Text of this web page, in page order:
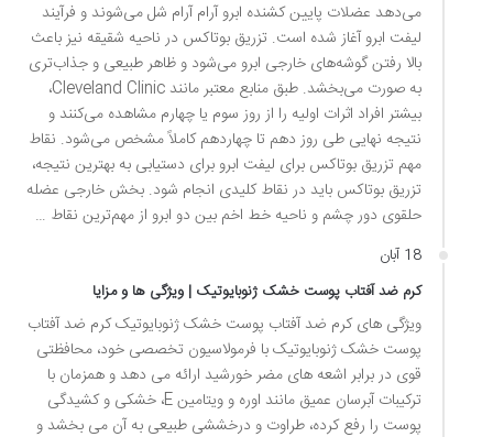
می‌دهد عضلات پایین کشنده ابرو آرام آرام شل می‌شوند و فرآیند
لیفت ابرو آغاز شده است. تزریق بوتاکس در ناحیه شقیقه نیز باعث
بالا رفتن گوشه‌های خارجی ابرو می‌شود و ظاهر طبیعی و جذاب‌تری
به صورت می‌بخشد. طبق منابع معتبر مانند Cleveland Clinic،
بیشتر افراد اثرات اولیه را از روز سوم یا چهارم مشاهده می‌کنند و
نتیجه نهایی طی روز دهم تا چهاردهم کاملاً مشخص می‌شود. نقاط
مهم تزریق بوتاکس برای لیفت ابرو برای دستیابی به بهترین نتیجه،
تزریق بوتاکس باید در نقاط کلیدی انجام شود. بخش خارجی عضله
حلقوی دور چشم و ناحیه خط اخم بین دو ابرو از مهم‌ترین نقاط …
18 آبان
کرم ضد آفتاب پوست خشک ژنوبایوتیک | ویژگی ها و مزایا
ویژگی های کرم ضد آفتاب پوست خشک ژنوبایوتیک کرم ضد آفتاب
پوست خشک ژنوبایوتیک با فرمولاسیون تخصصی خود، محافظتی
قوی در برابر اشعه های مضر خورشید ارائه می دهد و همزمان با
ترکیبات آبرسان عمیق مانند اوره و ویتامین E، خشکی و کشیدگی
پوست را رفع کرده، طراوت و درخششی طبیعی به آن می بخشد و